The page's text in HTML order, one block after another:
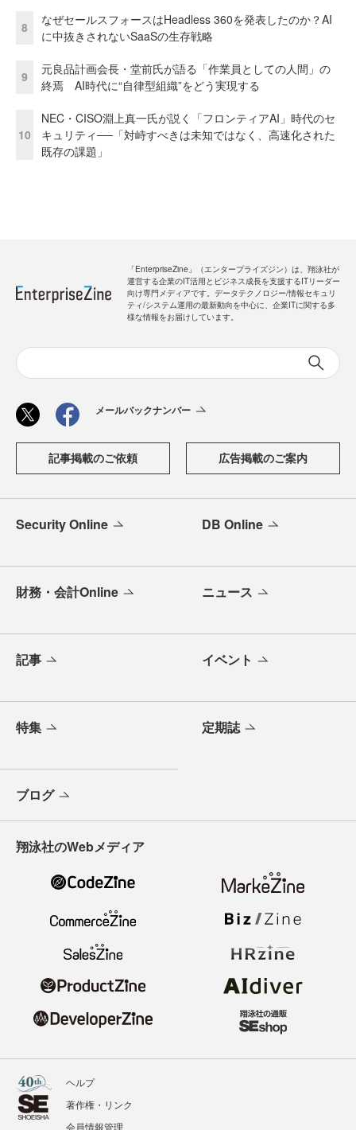
8
なぜセールスフォースはHeadless 360を発表したのか？AI
に中抜きされないSaaSの生存戦略
9
元良品計画会長・堂前氏が語る「作業員としての人間」の
終焉 AI時代に“自律型組織”をどう実現する
10
NEC・CISO淵上真一氏が説く「フロンティアAI」時代のセ
キュリティ──「対峙すべきは未知ではなく、高速化された
既存の課題」
「EnterpriseZine」（エンタープライズジン）は、翔泳社が
運営する企業のIT活用とビジネス成長を支援するITリーダー
向け専門メディアです。データテクノロジー/情報セキュリ
ティ/システム運用の最新動向を中心に、企業ITに関する多
様な情報をお届けしています。
メールバックナンバー
記事掲載のご依頼 広告掲載のご案内
Security Online DB Online
財務・会計Online ニュース
記事 イベント
特集 定期誌
ブログ
翔泳社のWebメディア
ヘルプ
著作権・リンク
会員情報管理